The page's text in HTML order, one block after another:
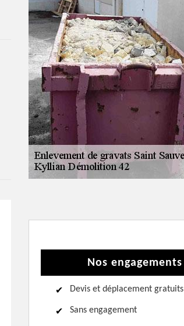
Nos engagements
Devis et déplacement gratuits
Sans engagement